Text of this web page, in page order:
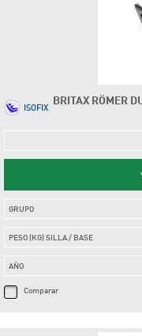
BRITAX RÖMER
ISOFIX
GRUPO
PESO (KG) SILLA / BASE
AÑO
Comparar